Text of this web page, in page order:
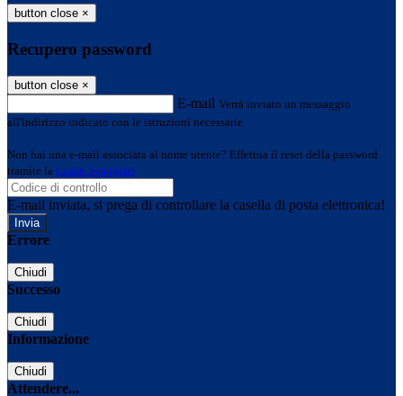
button close ×
Recupero password
button close ×
E-mail Verrà inviato un messaggio
all'indirizzo indicato con le istruzioni necessarie.
Non hai una e-mail associata al nome utente? Effettua il reset della password
tramite la Login Spaggiari
E-mail inviata, si prega di controllare la casella di posta elettronica!
Errore
Chiudi
Successo
Chiudi
Informazione
Chiudi
Attendere...